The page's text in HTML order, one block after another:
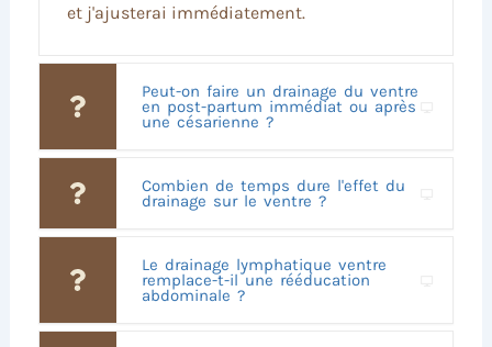
et j'ajusterai immédiatement.
Peut-on faire un drainage du ventre
en post-partum immédiat ou après
une césarienne ?
Combien de temps dure l'effet du
drainage sur le ventre ?
Le drainage lymphatique ventre
remplace-t-il une rééducation
abdominale ?